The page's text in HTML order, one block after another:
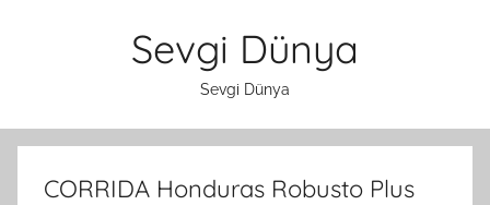
Sevgi Dünya
Sevgi Dünya
CORRIDA Honduras Robusto Plus